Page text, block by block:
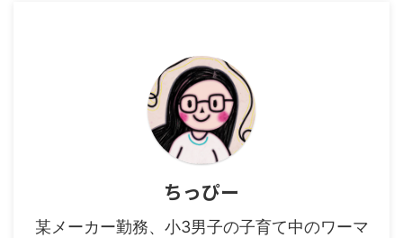
ちっぴー
某メーカー勤務、小3男子の子育て中のワーマ